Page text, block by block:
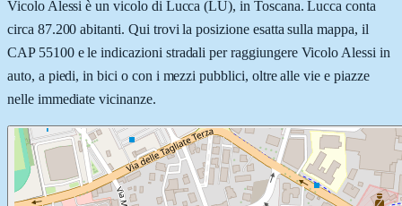
Vicolo Alessi è un vicolo di Lucca (LU), in Toscana. Lucca conta
circa 87.200 abitanti. Qui trovi la posizione esatta sulla mappa, il
CAP 55100 e le indicazioni stradali per raggiungere Vicolo Alessi in
auto, a piedi, in bici o con i mezzi pubblici, oltre alle vie e piazze
nelle immediate vicinanze.